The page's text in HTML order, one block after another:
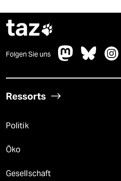
taz
Folgen Sie uns
Ressorts
Politik
Öko
Gesellschaft